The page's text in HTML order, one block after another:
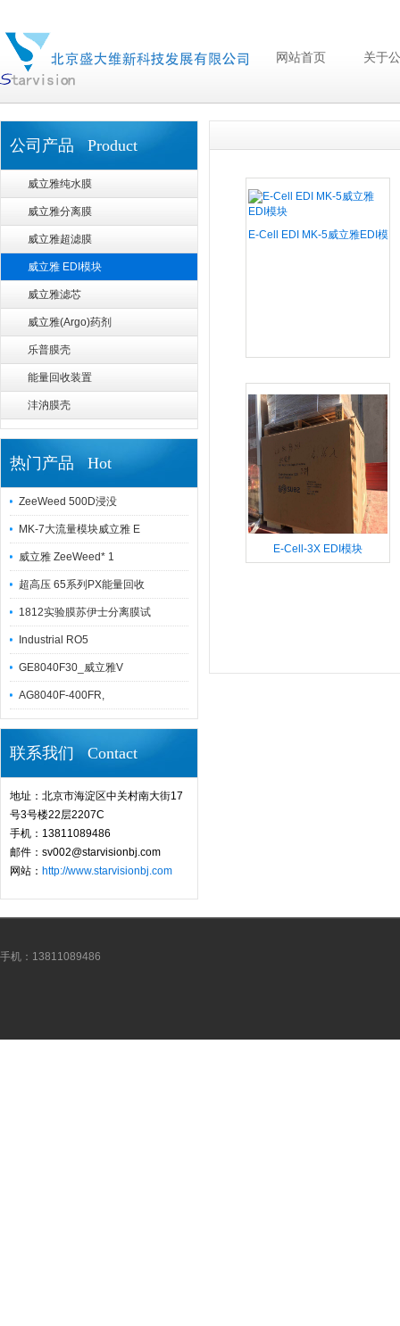
网站首页 关于
公司产品 Product
威立雅纯水膜
威立雅分离膜
威立雅超滤膜
威立雅 EDI模块
威立雅滤芯
威立雅(Argo)药剂
乐普膜壳
能量回收装置
沣汭膜壳
热门产品 Hot
ZeeWeed 500D浸没
MK-7大流量模块威立雅 E
威立雅 ZeeWeed* 1
超高压 65系列PX能量回收
1812实验膜苏伊士分离膜试
Industrial RO5
GE8040F30_威立雅V
AG8040F-400FR,
联系我们 Contact
地址：北京市海淀区中关村南大街17
号3号楼22层2207C
手机：13811089486
邮件：sv002@starvisionbj.com
网站： http://www.starvisionbj.com
E-Cell EDI MK-5威立雅EDI模
E-Cell-3X EDI模块
手机：13811089486